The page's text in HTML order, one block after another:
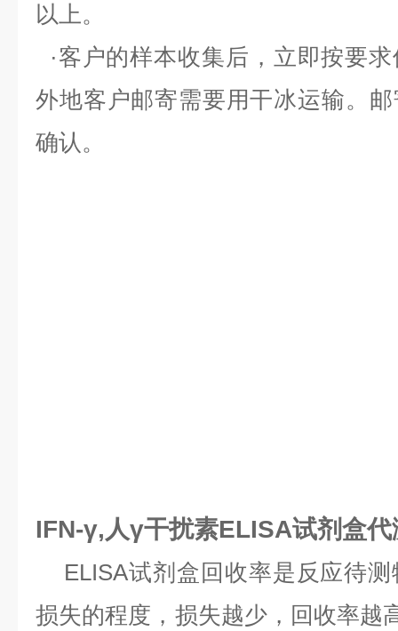
以上。
·客户的样本收集后，立即按要
外地客户邮寄需要用干冰运输。
确认。
IFN-γ,人γ干扰素ELISA试剂盒代
ELISA试剂盒回收率是反应待测
损失的程度，损失越少，回收率越